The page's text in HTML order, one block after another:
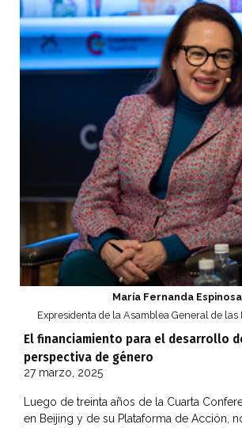
María Fernanda Espinosa
Expresidenta de la Asamblea General de las
El financiamiento para el desarrollo
perspectiva de género
27 marzo, 2025
Luego de treinta años de la Cuarta
en Beijing y de su Plataforma de Acción,